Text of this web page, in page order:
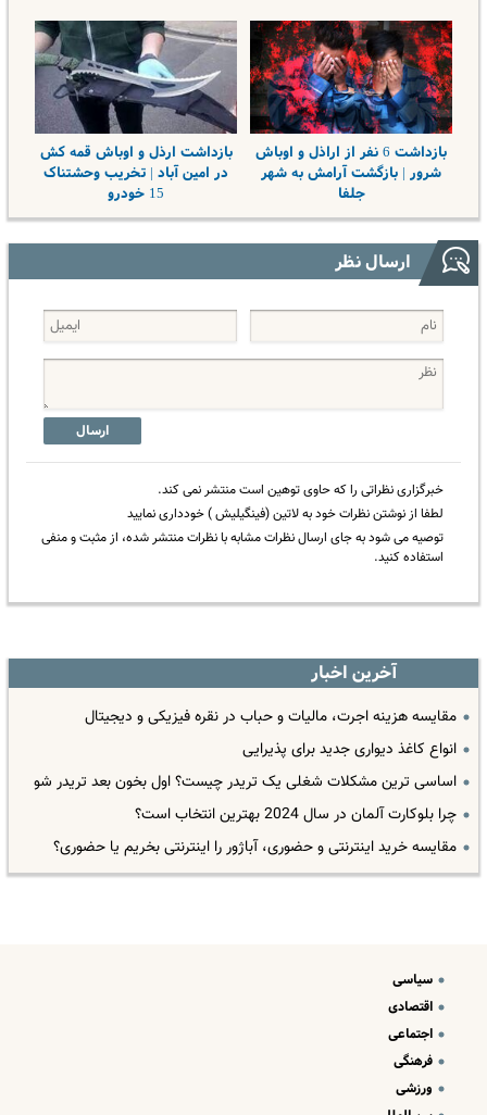
بازداشت 6 نفر از اراذل و اوباش
شرور | بازگشت آرامش به شهر
جلفا
بازداشت ارذل و اوباش قمه کش
در امین آباد | تخریب وحشتناک
15 خودرو
ارسال نظر
ارسال
خبرگزاری نظراتی را که حاوی توهین است منتشر نمی کند.
لطفا از نوشتن نظرات خود به لاتین (فینگیلیش ) خودداری نمایید
توصیه می شود به جای ارسال نظرات مشابه با نظرات منتشر شده، از مثبت و منفی
استفاده کنید.
آخرین اخبار
مقایسه هزینه اجرت، مالیات و حباب در نقره فیزیکی و دیجیتال
انواع کاغذ دیواری جدید برای پذیرایی
اساسی ترین مشکلات شغلی یک تریدر چیست؟ اول بخون بعد تریدر شو
چرا بلوکارت آلمان در سال 2024 بهترین انتخاب است؟
مقایسه خرید اینترنتی و حضوری، آباژور را اینترنتی بخریم یا حضوری؟
سیاسی
اقتصادی
اجتماعی
فرهنگی
ورزشی